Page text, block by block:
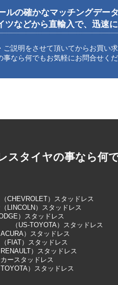
ルの確かなマッチングデー
ツなどから直輸入で、迅速に
説明をさせて頂いてからお買い
なら何でもお気軽にお問合せくだ
タイヤの事なら何
CHEVROLET）スタッドレス
LINCOLN）スタッドレス
）スタッドレス
（US-TOYOTA）スタッドレス
）スタッドレス
FIAT）スタッドレス
）スタッドレス
ースタッドレス
）スタッドレス